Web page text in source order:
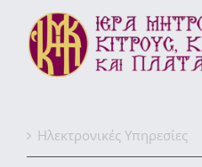
Ηλεκτρονικές Υπηρεσίες